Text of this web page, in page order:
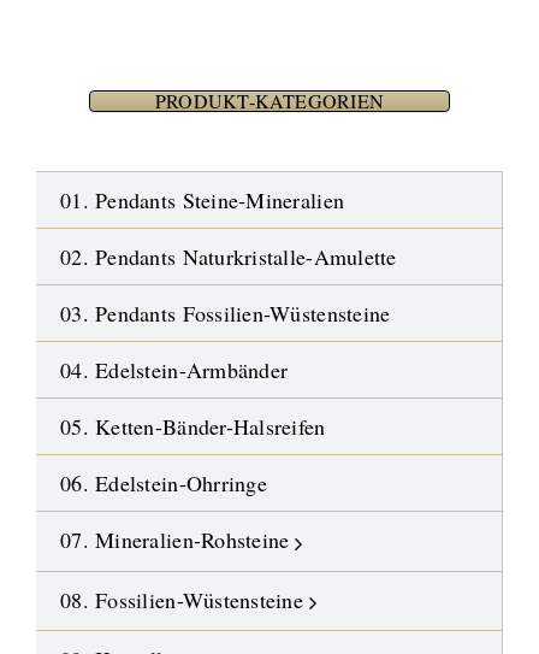
PRODUKT-KATEGORIEN
01. Pendants Steine-Mineralien
02. Pendants Naturkristalle-Amulette
03. Pendants Fossilien-Wüstensteine
04. Edelstein-Armbänder
05. Ketten-Bänder-Halsreifen
06. Edelstein-Ohrringe
07. Mineralien-Rohsteine
08. Fossilien-Wüstensteine